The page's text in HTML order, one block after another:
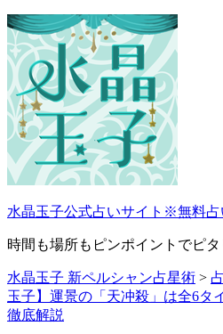
コ
ン
テ
ン
ツ
へ
ス
キ
ッ
プ
水晶玉子公式占いサイト※無料占
時間も場所もピンポイントでピ
水晶玉子 新ペルシャン占星術 >
玉子】運景の「天冲殺」は全6タ
徹底解説